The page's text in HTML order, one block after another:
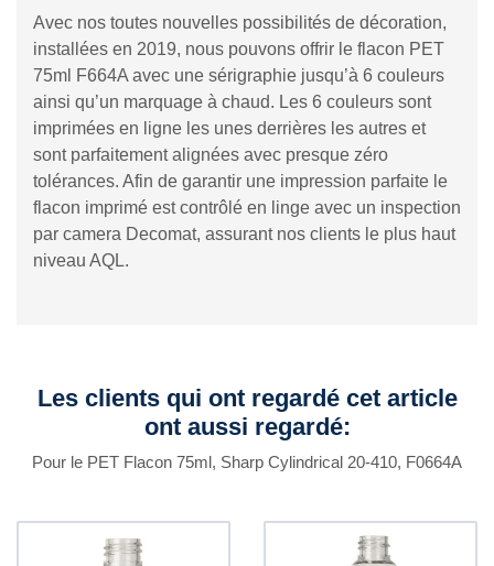
Avec nos toutes nouvelles possibilités de décoration,
installées en 2019, nous pouvons offrir le flacon PET
75ml F664A avec une sérigraphie jusqu’à 6 couleurs
ainsi qu’un marquage à chaud. Les 6 couleurs sont
imprimées en ligne les unes derrières les autres et
sont parfaitement alignées avec presque zéro
tolérances. Afin de garantir une impression parfaite le
flacon imprimé est contrôlé en linge avec un inspection
par camera Decomat, assurant nos clients le plus haut
niveau AQL.
Les clients qui ont regardé cet article
ont aussi regardé:
Pour le PET Flacon 75ml, Sharp Cylindrical 20-410, F0664A